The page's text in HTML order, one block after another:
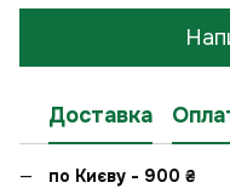
Доставка
по Києву - 900 ₴